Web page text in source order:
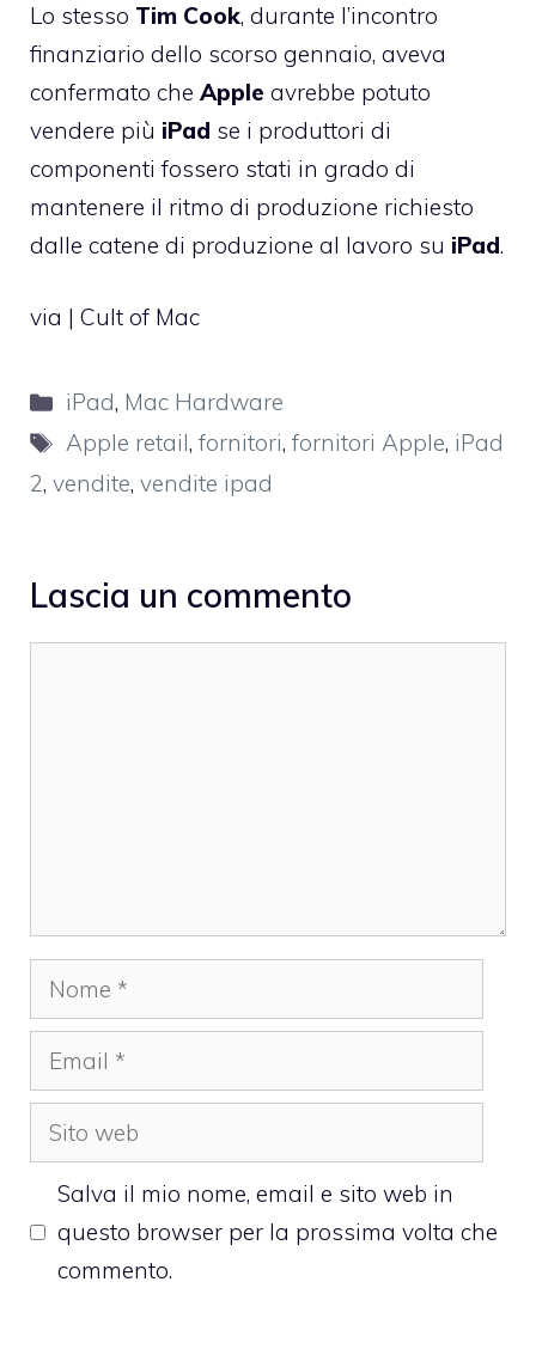
Lo stesso Tim Cook, durante l’incontro
finanziario dello scorso gennaio, aveva
confermato che Apple avrebbe potuto
vendere più iPad se i produttori di
componenti fossero stati in grado di
mantenere il ritmo di produzione richiesto
dalle catene di produzione al lavoro su iPad.
via | Cult of Mac
Categorie
iPad, Mac Hardware
Tag
Apple retail,fornitori,fornitori Apple, iPad
2, vendite, vendite ipad
Lascia un commento
Nome
Email
Sito
web
Salva il mio nome, email e sito web in
questo browser per la prossima volta che
commento.